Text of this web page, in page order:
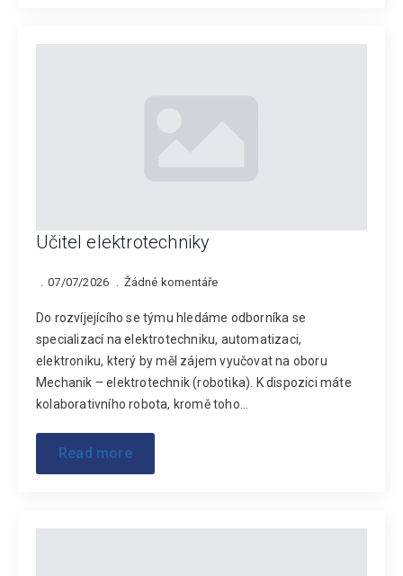
Učitel elektrotechniky
07/07/2026 Žádné komentáře
Do rozvíjejícího se týmu hledáme odborníka se
specializací na elektrotechniku, automatizaci,
elektroniku, který by měl zájem vyučovat na oboru
Mechanik – elektrotechnik (robotika). K dispozici máte
kolaborativního robota, kromě toho…
Read more